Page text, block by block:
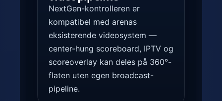
NextGen-kontrolleren er
kompatibel med arenas
eksisterende videosystem —
center-hung scoreboard, IPTV og
scoreoverlay kan deles på 360°-
flaten uten egen broadcast-
pipeline.